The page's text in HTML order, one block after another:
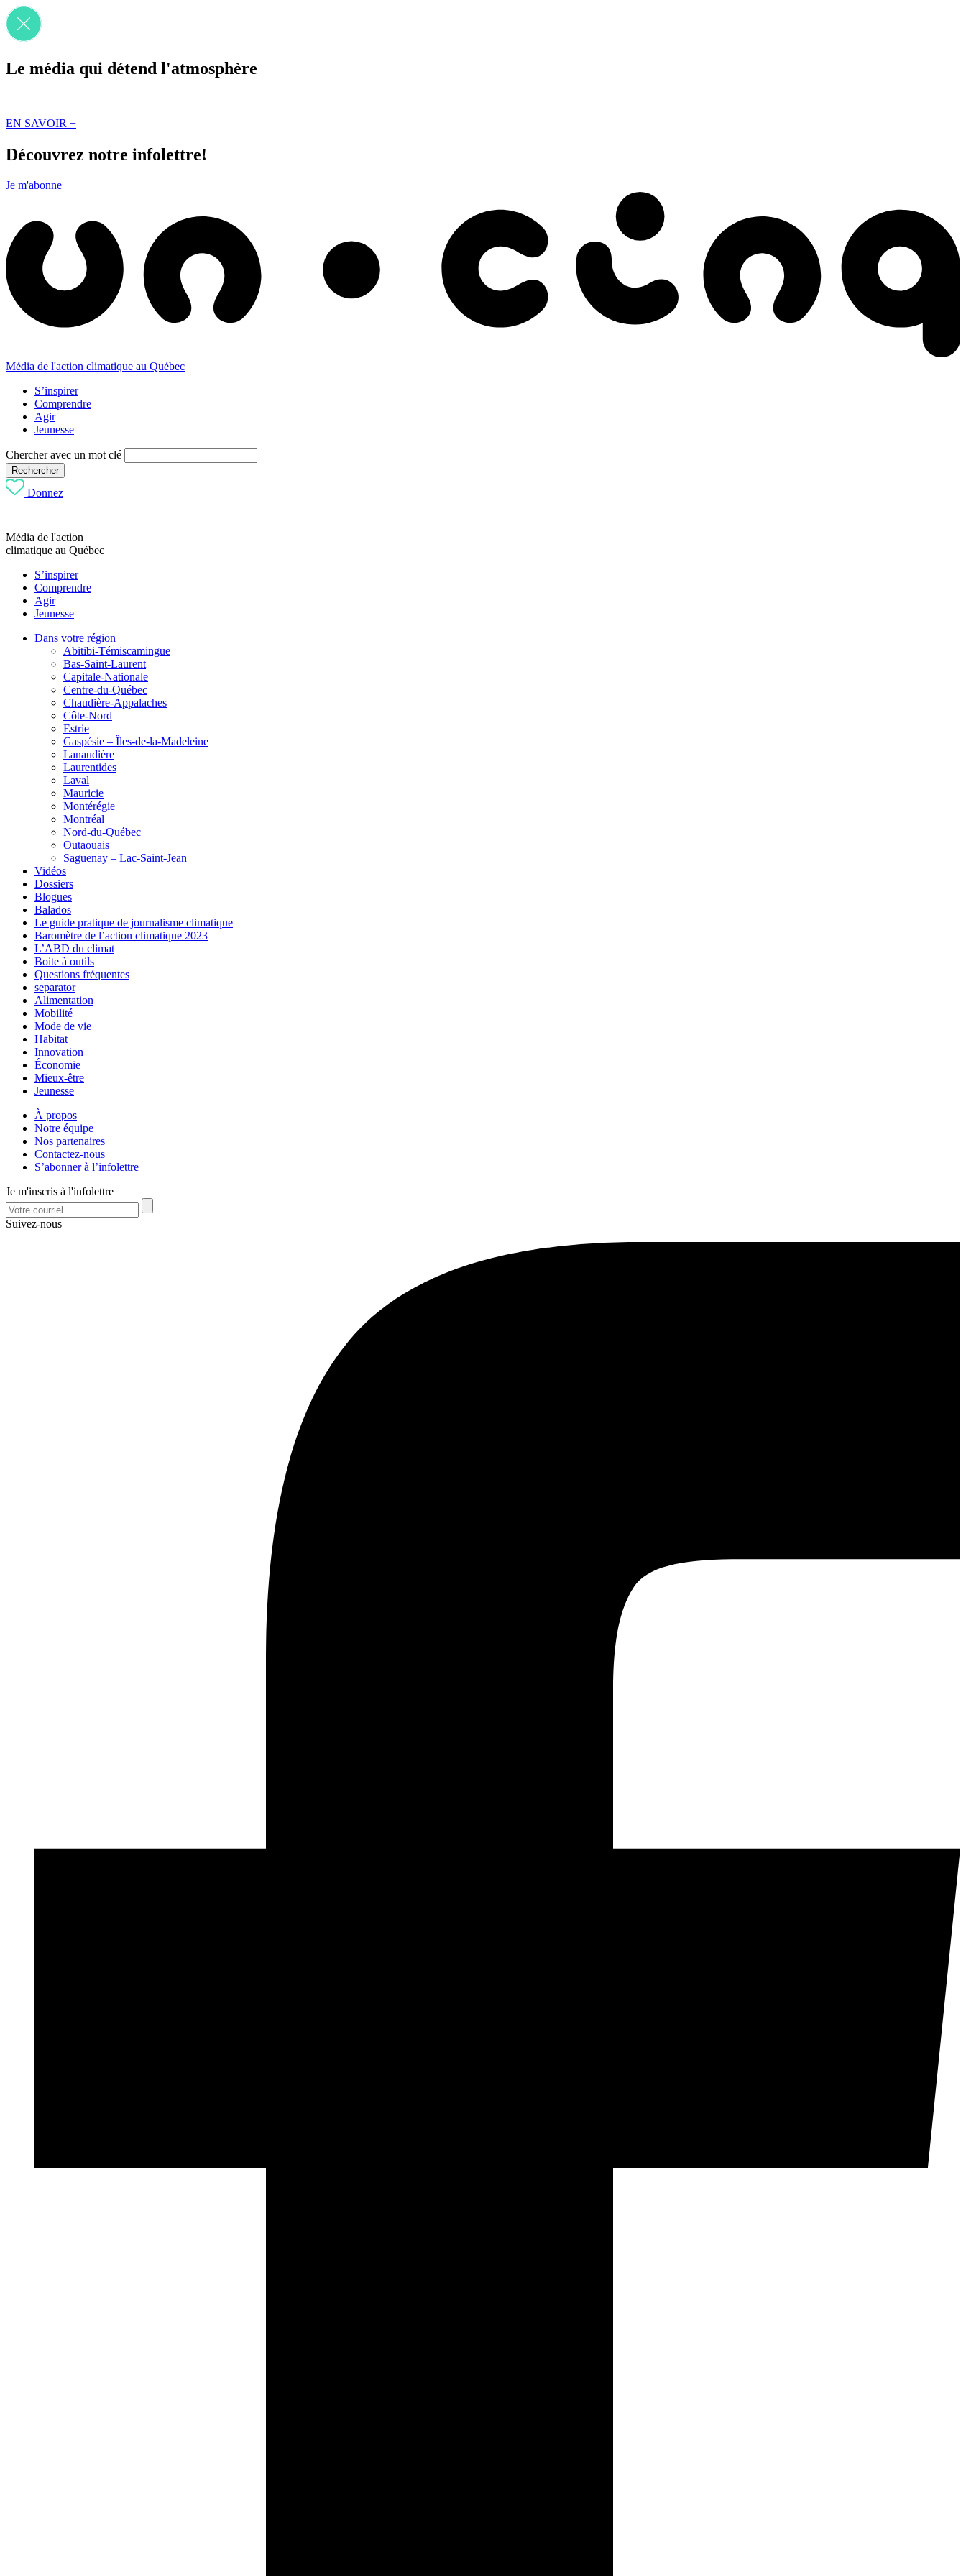
Le média qui détend l'atmosphère
EN SAVOIR +
Découvrez notre infolettre!
Je m'abonne
Média de l'action climatique au Québec
S’inspirer
Comprendre
Agir
Jeunesse
Chercher avec un mot clé
Rechercher
Donnez
Média de l'action
climatique au Québec
S’inspirer
Comprendre
Agir
Jeunesse
Dans votre région
Abitibi-Témiscamingue
Bas-Saint-Laurent
Capitale-Nationale
Centre-du-Québec
Chaudière-Appalaches
Côte-Nord
Estrie
Gaspésie – Îles-de-la-Madeleine
Lanaudière
Laurentides
Laval
Mauricie
Montérégie
Montréal
Nord-du-Québec
Outaouais
Saguenay – Lac-Saint-Jean
Vidéos
Dossiers
Blogues
Balados
Le guide pratique de journalisme climatique
Baromètre de l’action climatique 2023
L’ABD du climat
Boite à outils
Questions fréquentes
separator
Alimentation
Mobilité
Mode de vie
Habitat
Innovation
Économie
Mieux-être
Jeunesse
À propos
Notre équipe
Nos partenaires
Contactez-nous
S’abonner à l’infolettre
Je m'inscris à l'infolettre
Suivez-nous